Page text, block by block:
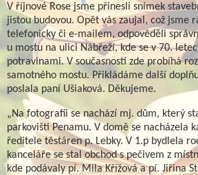
V říjnové Rose jsme přinesli snímek
jistou budovou. Opět vás zaujal, což jsme
telefonicky či e-mailem, odpověděli
u mostu na ulici Nábřeží, kde se v 70.
potravinami. V současnosti zde probíhá
samotného mostu. Přikládáme další
poslala paní Ušiaková. Děkujeme.
„Na fotografii se nachází mj. dům, který
parkovišti Penamu. V domě se nacházela
ředitele těstáren p. Lebky. V 1.p bydlela
kanceláře se stal obchod s pečivem z
kde podávaly pí. Mila Křížová a pí. Jiřina